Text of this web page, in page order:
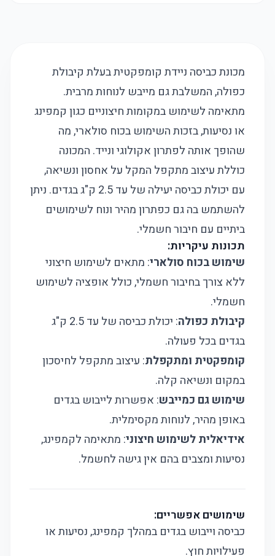
מכונת כביסה ניידת קומפקטית בעלת קיבולת
כפולה, המשלבת גם מייבש לנוחות מרבית.
מתאימה לשימוש במקומות חיצוניים כגון קמפינג
או נסיעות, בזכות השימוש בכוח סולארי, מה
שהופך אותה לפתרון אקולוגי ונייד. המכונה
כוללת עיצוב מתקפל המקל על אחסון ונשיאה,
עם יכולת כביסה יעילה של עד 2.5 ק"ג בגדים. ניתן
להשתמש בה גם כפתרון מהיר ונוח לשימושים
ביתיים עם חיבור חשמלי.
תכונות עיקריות:
שימוש בכוח סולארי: מתאים לשימוש חיצוני
ללא צורך בחיבור חשמלי, כולל אופציה לשימוש
חשמלי.
קיבולת כפולה
: יכולת כביסה של עד 2.5 ק"ג
בגדים בכל פעולה.
קומפקטית ומתקפלת: עיצוב מתקפל לחיסכון
במקום ונשיאה קלה.
שימוש גם כמייבש: אפשרות לייבוש בגדים
באופן מהיר, לנוחות מקסימלית.
אידיאלית לשימוש חיצוני: מתאימה לקמפינג,
נסיעות ומצבים בהם אין גישה לחשמל.
שימושים אפשריים:
כביסה וייבוש בגדים במהלך קמפינג, נסיעות או
פעילויות חוץ.